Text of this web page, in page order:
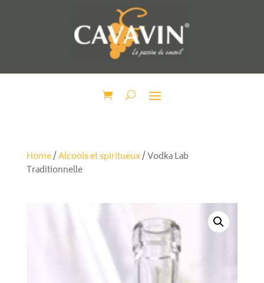
Home/Alcools et spiritueux/ Vodka Lab
Traditionnelle